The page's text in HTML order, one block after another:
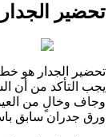
تحضير
تحضير الجدار هو
يجب التأكد من أن
وجاف وخالٍ من
ورق جدران سابق